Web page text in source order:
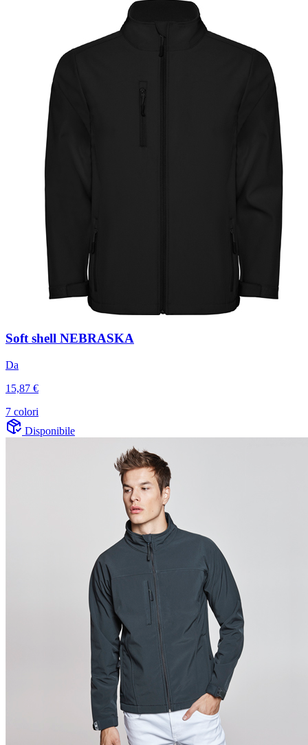
Soft shell NEBRASKA
Da
15,87 €
7 colori
Disponibile